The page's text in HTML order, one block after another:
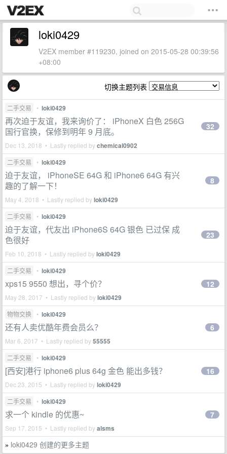
loki0429
V2EX member #119230, joined on 2015-05-28 00:39:56
+08:00
切换主题列表
二手交易 • loki0429
再次迫于友谊，我来询价了： iPhoneX 白色 256G
国行官换，保修到明年 9 月底。
Dec 13, 2018 • Lastly replied bychemical0902
32
二手交易 • loki0429
迫于友谊， iPhoneSE 64G 和 iPhone6 64G 有兴
趣的了解一下！
May 4, 2018 • Lastly replied byloki0429
8
二手交易 • loki0429
迫于友谊，代友出 iPhone6S 64G 银色 已过保 成
色很好
Feb 10, 2018 • Lastly replied byloki0429
23
二手交易 • loki0429
xps15 9550 想出，寻个价？
May 28, 2017 • Lastly replied byloki0429
12
物物交换 • loki0429
还有人卖优酷年费会员么？
Mar 6, 2017 • Lastly replied by55555
6
二手交易 • loki0429
[西安]港行 iphone6 plus 64g 金色 能出多钱？
Dec 23, 2015 • Lastly replied byloki0429
16
二手交易 • loki0429
求一个 kindle 的优惠~
Sep 17, 2015 • Lastly replied byalsms
7
» loki0429 创建的更多主题